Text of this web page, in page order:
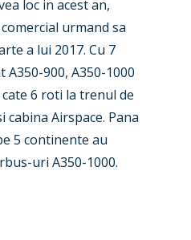
loc in acest an,
urmand sa
a lui 2017. Cu 7
900, A350-1000
6 roti la trenul de
Airspace. Pana
5 continente au
uri A350-1000.
Paris 2019